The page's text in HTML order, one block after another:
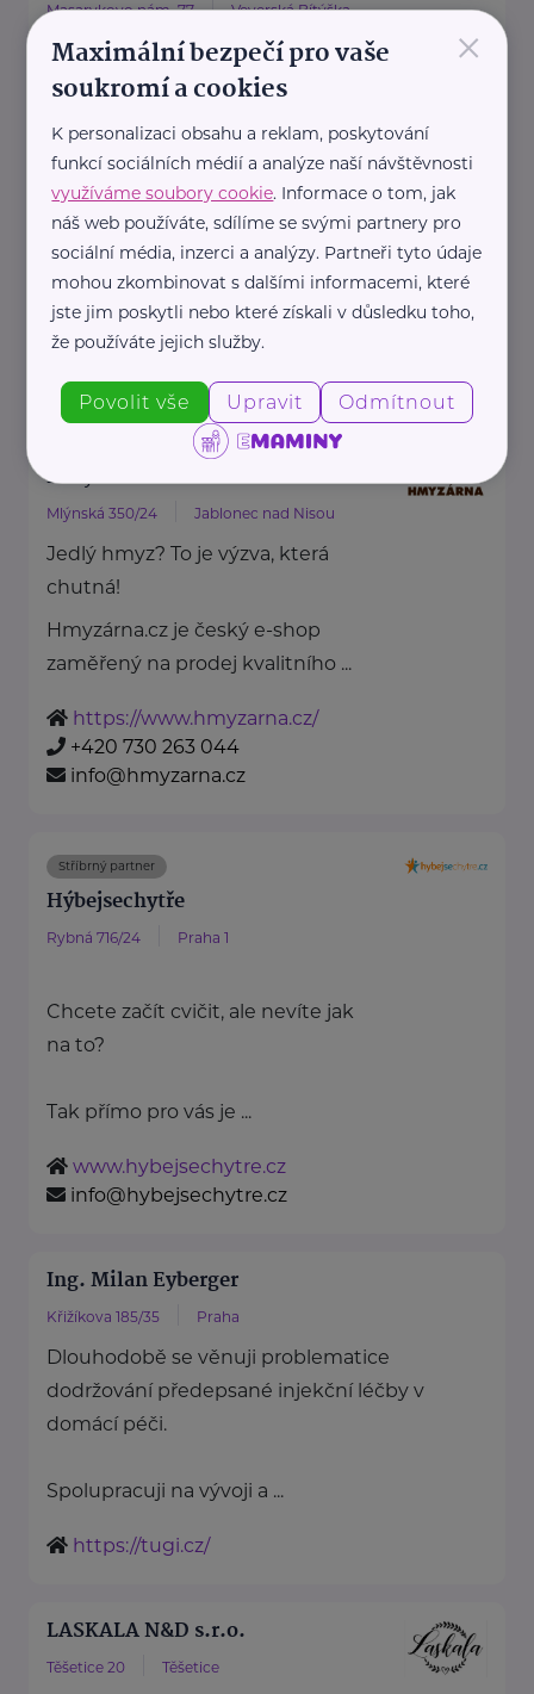
Masarykovo nám. 77 Veverská Bítýška
zdravotnické pomůcky a
hygienická řešení s dlouholetou
tradicí.
Zaměřuje ...
https://hartmanndirect.com/cs-cz
info@hartmanndirect.cz
Hmyzárna.cz
Mlýnská 350/24 Jablonec nad Nisou
Jedlý hmyz? To je výzva, která
chutná!
Hmyzárna.cz je český e-shop
zaměřený na prodej kvalitního ...
https://www.hmyzarna.cz/
+420 730 263 044
info@hmyzarna.cz
Stříbrný partner
Hýbejsechytře
Rybná 716/24 Praha 1
Chcete začít cvičit, ale nevíte jak
na to?
Tak přímo pro vás je ...
www.hybejsechytre.cz
info@hybejsechytre.cz
Ing. Milan Eyberger
Křižíkova 185/35 Praha
Dlouhodobě se věnuji problematice
dodržování předepsané injekční léčby v
domácí péči.
Spolupracuji na vývoji a ...
https://tugi.cz/
LASKALA N&D s.r.o.
Těšetice 20 Těšetice
×
Maximální bezpečí pro vaše
soukromí a cookies
K personalizaci obsahu a reklam, poskytování
funkcí sociálních médií a analýze naší návštěvnosti
využíváme soubory cookie. Informace o tom, jak
náš web používáte, sdílíme se svými partnery pro
sociální média, inzerci a analýzy. Partneři tyto údaje
mohou zkombinovat s dalšími informacemi, které
jste jim poskytli nebo které získali v důsledku toho,
že používáte jejich služby.
Povolit vše Upravit Odmítnout